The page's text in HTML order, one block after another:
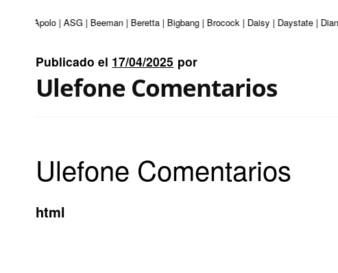
| Apolo | ASG | Beeman | Beretta | Bigbang | Brocock | Daisy | Daystate |
Publicado el 17/04/2025 por
Ulefone Comentarios
Ulefone Comentarios
html